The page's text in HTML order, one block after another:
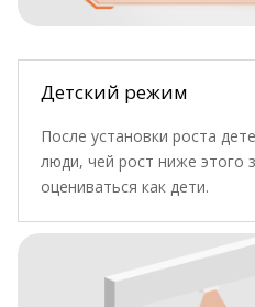
Детский режим
После установки роста
люди, чей рост ниже этого
оцениваться как дети.